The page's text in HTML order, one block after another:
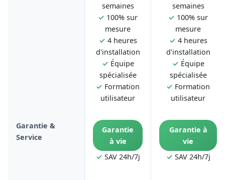
semaines
✓ 100% sur
mesure
✓ 4 heures
d'installation
✓ Équipe
spécialisée
✓ Formation
utilisateur
semaines
✓ 100% sur
mesure
✓ 4 heures
d'installation
✓ Équipe
spécialisée
✓ Formation
utilisateur
Garantie &
Service
Garantie
à vie
✓ SAV 24h/7j
Garantie à
vie
✓ SAV 24h/7j